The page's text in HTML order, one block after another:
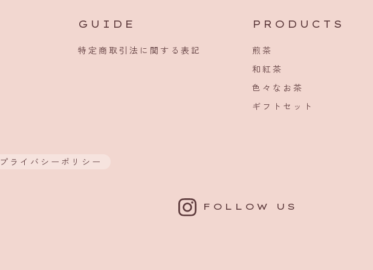
GUIDE
特定商取引法に関する表記
PRODUCTS
煎茶
和紅茶
色々なお茶
ギフトセット
プライバシーポリシー
FOLLOW US